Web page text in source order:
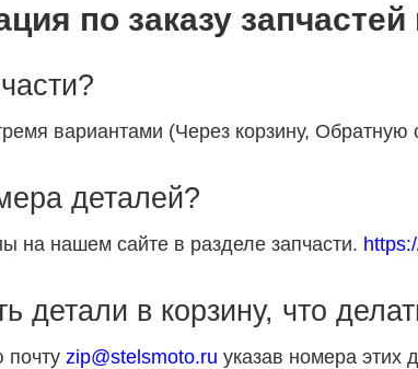
по заказу запчастей
вариантами (Через корзину,
деталей?
на нашем сайте в разделе запчасти.
детали в корзину, что
почту zip@stelsmoto.ru указав номера этих